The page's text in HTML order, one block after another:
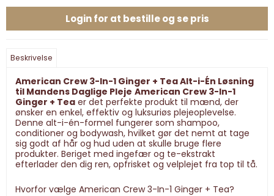
Login for at bestille og se pris
Beskrivelse
American Crew 3-In-1 Ginger + Tea Alt-i-Én Løsning
til Mandens Daglige Pleje American Crew 3-In-1
Ginger + Tea er det perfekte produkt til mænd, der
ønsker en enkel, effektiv og luksuriøs plejeoplevelse.
Denne alt-i-én-formel fungerer som shampoo,
conditioner og bodywash, hvilket gør det nemt at tage
sig godt af hår og hud uden at skulle bruge flere
produkter. Beriget med ingefær og te-ekstrakt
efterlader den dig ren, opfrisket og velplejet fra top til tå.
Hvorfor vælge American Crew 3-In-1 Ginger + Tea?